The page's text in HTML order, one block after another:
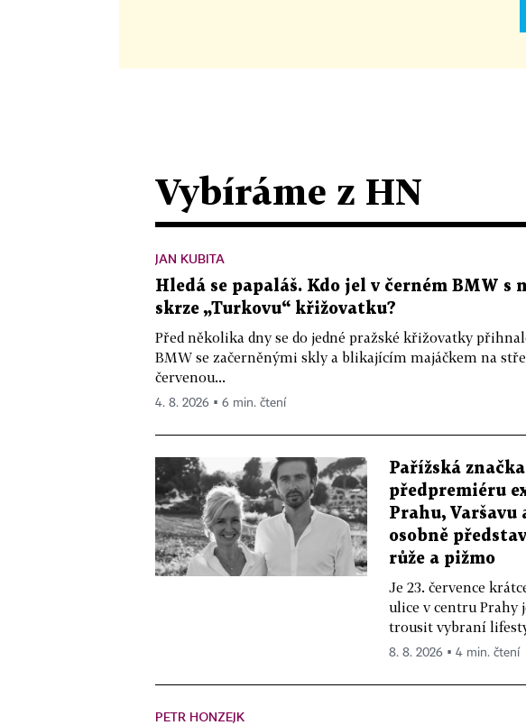
Vybíráme z HN
JAN KUBITA
Hledá se papaláš. Kdo jel v černém BMW s
skrze „Turkovu“ křižovatku?
Před několika dny se do jedné pražské křižovatky
BMW se začerněnými skly a blikajícím majáčkem na
červenou...
4. 8. 2026 ▪ 6 min. čtení
Pařížská
předpremiéru
Prahu, Varšavu
osobně
růže a pižmo
Je 23. července
ulice v centru Prahy
trousit vybraní
8. 8. 2026 ▪ 4 min. čtení
PETR HONZEJK